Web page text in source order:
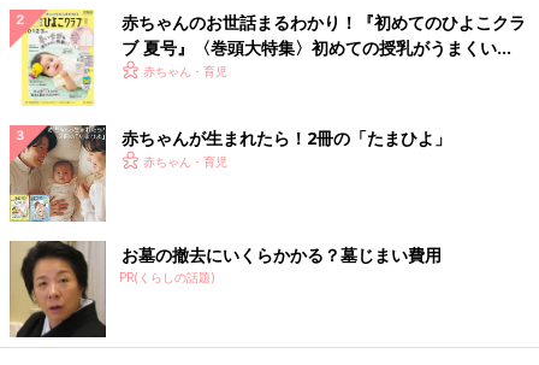
赤ちゃんのお世話まるわかり！『初めてのひよこクラ
ブ 夏号』〈巻頭大特集〉初めての授乳がうまくい
く！ おっぱい・ミルクの基本と夏のトラブル 解決テ
赤ちゃん・育児
赤ちゃんが生まれたら！2冊の「たまひよ」
赤ちゃん・育児
お墓の撤去にいくらかかる？墓じまい費用
PR(くらしの話題)